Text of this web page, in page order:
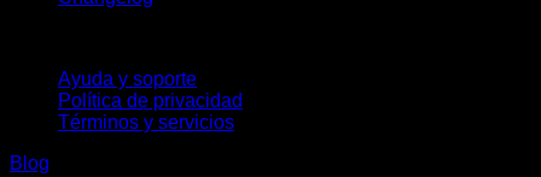
Ayuda y soporte
Política de privacidad
Términos y servicios
Blog